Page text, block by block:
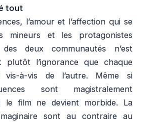
tout
l’amour et l’affection qui se
mineurs et les protagonistes
deux communautés n’est
plutôt l’ignorance que chaque
vis-à-vis de l’autre. Même si
sont magistralement
le film ne devient morbide. La
sont au contraire au